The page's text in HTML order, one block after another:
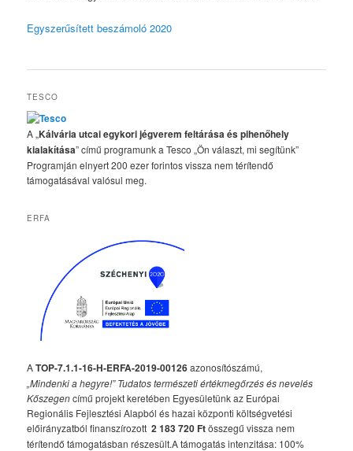
Egyszerűsített beszámoló 2020
TESCO
A „Kálvária utcai egykori jégverem feltárása és pihenőhely
kialakítása” című programunk a Tesco „Ön választ, mi segítünk”
Programján elnyert 200 ezer forintos vissza nem térítendő
támogatásával valósul meg.
ERFA
ATOP-7.1.1-16-H-ERFA-2019-00126azonosítószámú,
„Mindenki a hegyre!” Tudatos természeti értékmegőrzés és nevelés
Kőszegencímű projekt keretében Egyesületünk az Európai
Regionális Fejlesztési Alapból és hazai központi költségvetési
előirányzatból finanszírozott2 183 720 Ftösszegű vissza nem
térítendő támogatásban részesült.A támogatás intenzitása: 100%